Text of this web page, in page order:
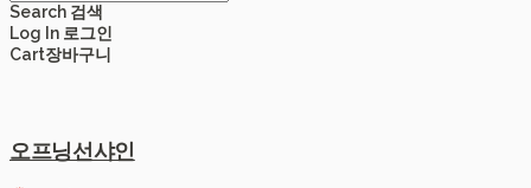
Search 검색
Log In 로그인
Cart장바구니
오프닝선샤인